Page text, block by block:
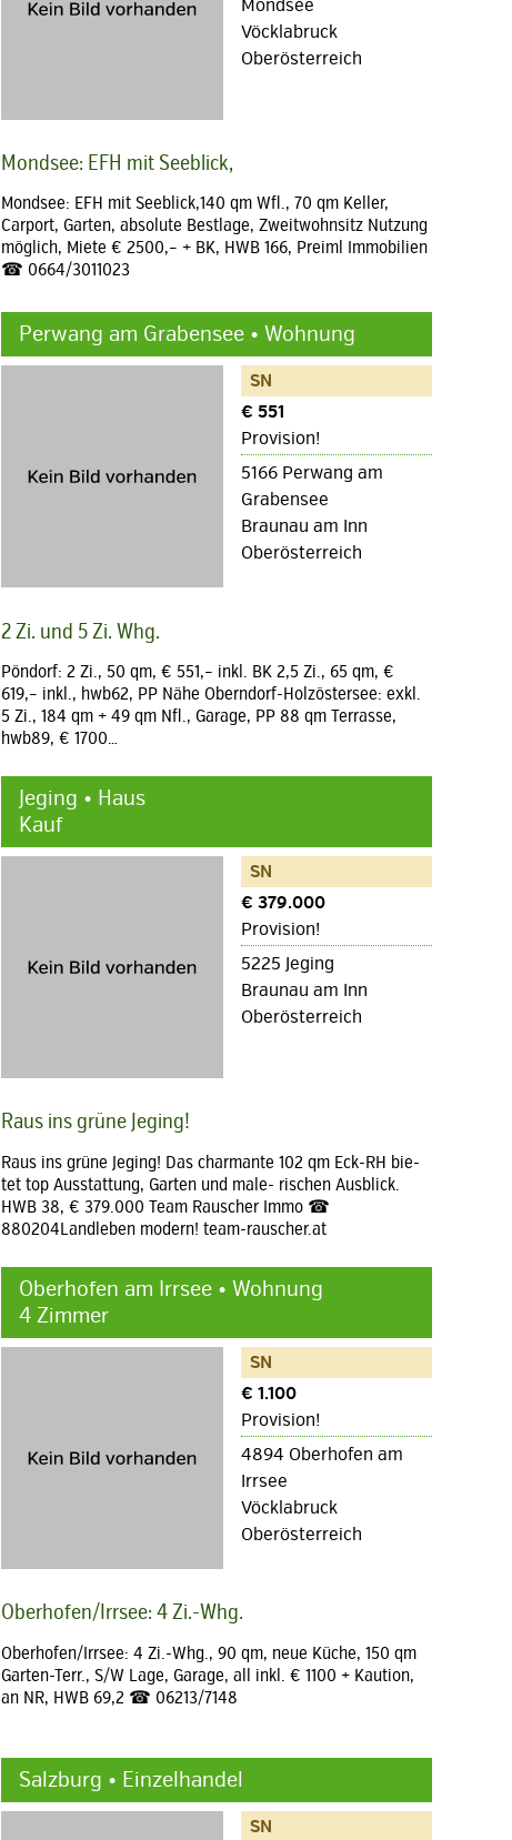
Mondsee
Vöcklabruck
Oberösterreich
Mondsee: EFH mit Seeblick,
Mondsee: EFH mit Seeblick,140 qm Wfl., 70 qm Keller,
Carport, Garten, absolute Bestlage, Zweitwohnsitz Nutzung
möglich, Miete € 2500,– + BK, HWB 166, Preiml Immobilien
☎ 0664/3011023
Perwang am Grabensee • Wohnung
SN
€ 551
Provision!
5166 Perwang am
Grabensee
Braunau am Inn
Oberösterreich
2 Zi. und 5 Zi. Whg.
Pöndorf: 2 Zi., 50 qm, € 551,– inkl. BK 2,5 Zi., 65 qm, €
619,– inkl., hwb62, PP Nähe Oberndorf-Holzöstersee: exkl.
5 Zi., 184 qm + 49 qm Nfl., Garage, PP 88 qm Terrasse,
hwb89, € 1700…
Jeging • Haus
Kauf
SN
€ 379.000
Provision!
5225 Jeging
Braunau am Inn
Oberösterreich
Raus ins grüne Jeging!
Raus ins grüne Jeging! Das charmante 102 qm Eck-RH bie-
tet top Ausstattung, Garten und male- rischen Ausblick.
HWB 38, € 379.000 Team Rauscher Immo ☎
880204Landleben modern! team-rauscher.at
Oberhofen am Irrsee • Wohnung
4 Zimmer
SN
€ 1.100
Provision!
4894 Oberhofen am
Irrsee
Vöcklabruck
Oberösterreich
Oberhofen/Irrsee: 4 Zi.-Whg.
Oberhofen/Irrsee: 4 Zi.-Whg., 90 qm, neue Küche, 150 qm
Garten-Terr., S/W Lage, Garage, all inkl. € 1100 + Kaution,
an NR, HWB 69,2 ☎ 06213/7148
Salzburg • Einzelhandel
SN